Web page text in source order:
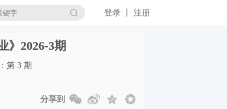
登录 丨 注册
》2026-3期
第 3 期
分享到